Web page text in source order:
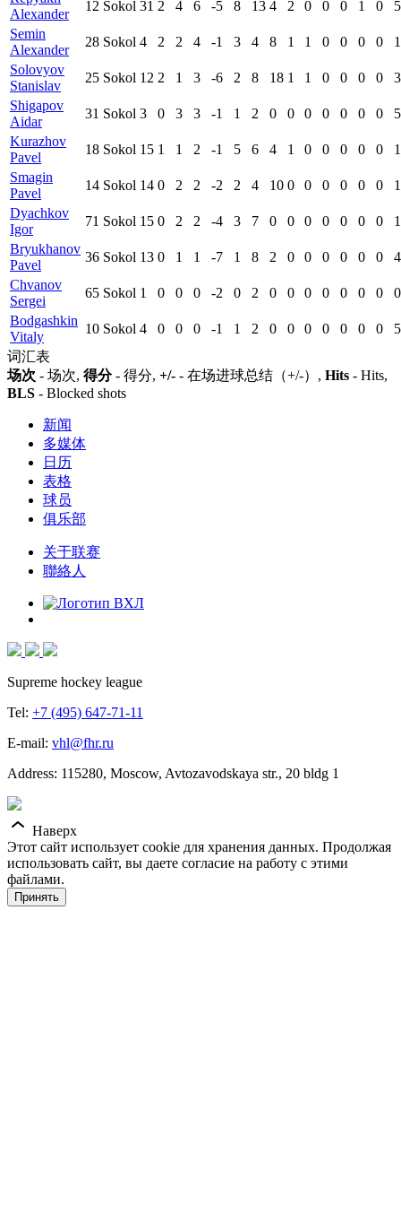
Alexander
12 Sokol 31 2 4 6 -5 8 13 4 2 0 0 0 1 0
Semin
Alexander
28 Sokol 4 2 2 4 -1 3 4 8 1 1 0 0 0 0
Solovyov
Stanislav
25 Sokol 12 2 1 3 -6 2 8 18 1 1 0 0 0 0
Shigapov
Aidar
31 Sokol 3 0 3 3 -1 1 2 0 0 0 0 0 0 0
5
Kurazhov
Pavel
18 Sokol 15 1 1 2 -1 5 6 4 1 0 0 0 0 0
Smagin
Pavel
14 Sokol 14 0 2 2 -2 2 4 10 0 0 0 0 0 0
Dyachkov
Igor
71 Sokol 15 0 2 2 -4 3 7 0 0 0 0 0 0 0
Bryukhanov
Pavel
36 Sokol 13 0 1 1 -7 1 8 2 0 0 0 0 0 0
4
Chvanov
Sergei
65 Sokol 1 0 0 0 -2 0 2 0 0 0 0 0 0 0
0
Bodgashkin
Vitaly
10 Sokol 4 0 0 0 -1 1 2 0 0 0 0 0 0 0
5
词汇表
场次 - 场次, 得分- 得分, +/- - 在场进球总结（+/-）, Hits - Hits,
BLS - Blocked shots
新闻
多媒体
日历
表格
球员
俱乐部
关于联赛
聯絡人
Supreme hockey league
Tel: +7 (495) 647-71-11
E-mail: vhl@fhr.ru
Address: 115280, Moscow, Avtozavodskaya str., 20 bldg 1
Наверх
Этот сайт использует cookie для хранения данных. Продолжая
использовать сайт, вы даете согласие на работу с этими
файлами.
Принять